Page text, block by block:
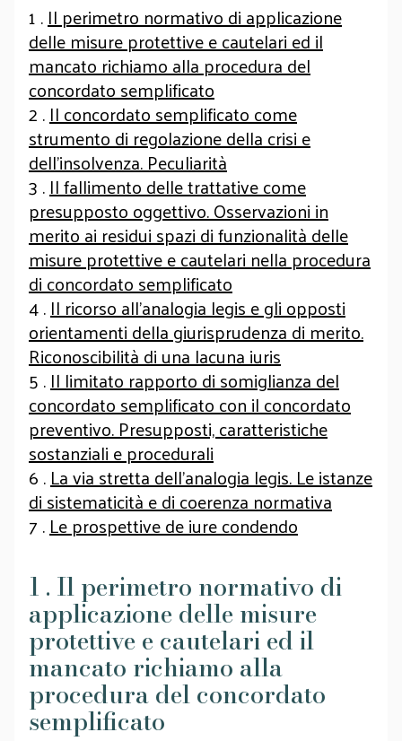
1 .Il perimetro normativo di applicazione
delle misure protettive e cautelari ed il
mancato richiamo alla procedura del
concordato semplificato
2 .Il concordato semplificato come
strumento di regolazione della crisi e
dell’insolvenza. Peculiarità
3 .Il fallimento delle trattative come
presupposto oggettivo. Osservazioni in
merito ai residui spazi di funzionalità delle
misure protettive e cautelari nella procedura
di concordato semplificato
4 .Il ricorso all’analogia legis e gli opposti
orientamenti della giurisprudenza di merito.
Riconoscibilità di una lacuna iuris
5 .Il limitato rapporto di somiglianza del
concordato semplificato con il concordato
preventivo. Presupposti, caratteristiche
sostanziali e procedurali
6 .La via stretta dell’analogia legis. Le istanze
di sistematicità e di coerenza normativa
7 .Le prospettive de iure condendo
1 . Il perimetro normativo di
applicazione delle misure
protettive e cautelari ed il
mancato richiamo alla
procedura del concordato
semplificato